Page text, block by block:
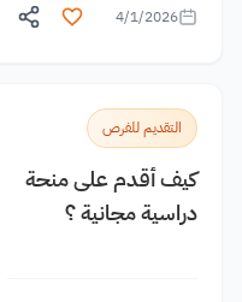
4/1/2026
التقديم للفرص
كيف أقدم على منحة
دراسية مجانية ؟